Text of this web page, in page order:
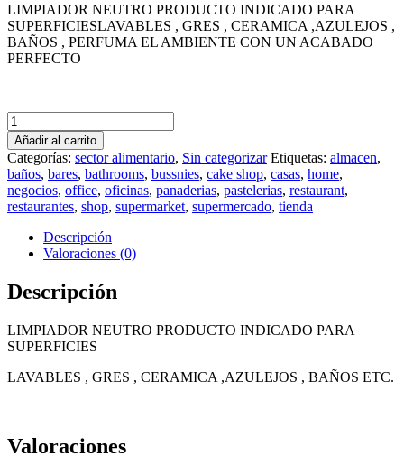
LIMPIADOR NEUTRO PRODUCTO INDICADO PARA
SUPERFICIESLAVABLES , GRES , CERAMICA ,AZULEJOS ,
BAÑOS , PERFUMA EL AMBIENTE CON UN ACABADO
PERFECTO
Limpiador
Neutro
de
Magnolia
5
ls
autentico
cantidad
Añadir al carrito
Categorías: sector alimentario, Sin categorizar Etiquetas: almacen,
baños, bares, bathrooms, bussnies, cake shop, casas, home,
negocios, office, oficinas, panaderias, pastelerias, restaurant,
restaurantes, shop, supermarket, supermercado, tienda
Descripción
Valoraciones (0)
Descripción
LIMPIADOR NEUTRO PRODUCTO INDICADO PARA
SUPERFICIES
LAVABLES , GRES , CERAMICA ,AZULEJOS , BAÑOS ETC.
Valoraciones